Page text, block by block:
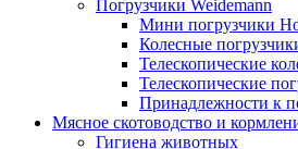
Погрузчики Weidemann
Мини погрузчики
Колесные
Телескопические
Телескопические
Принадлежности к
Мясное скотоводство и
Гигиена животных